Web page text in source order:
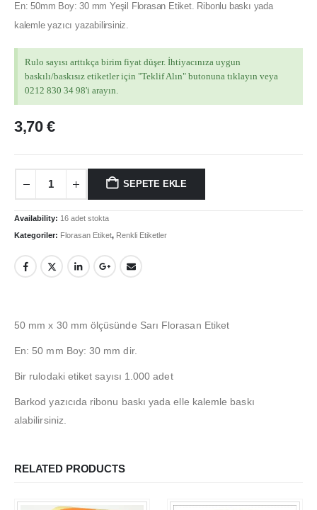
En: 50mm Boy: 30 mm Yeşil Florasan Etiket. Ribonlu baskı yada
kalemle yazıcı yazabilirsiniz.
Rulo sayısı arttıkça birim fiyat düşer. İhtiyacınıza uygun
baskılı/baskısız etiketler için "Teklif Alın" butonuna tıklayın veya
0212 830 34 98'i arayın.
3,70 €
SEPETE EKLE
Availability: 16 adet stokta
Kategoriler: Florasan Etiket, Renkli Etiketler
50 mm x 30 mm ölçüsünde Sarı Florasan Etiket
En: 50 mm Boy: 30 mm dir.
Bir rulodaki etiket sayısı 1.000 adet
Barkod yazıcıda ribonu baskı yada elle kalemle baskı
alabilirsiniz.
RELATED PRODUCTS
MÜŞTERI HIZMETLERI
Hesabım
Login
Teslimat
İş Başvurusu
ETIKET ÜRÜNLERIMIZ